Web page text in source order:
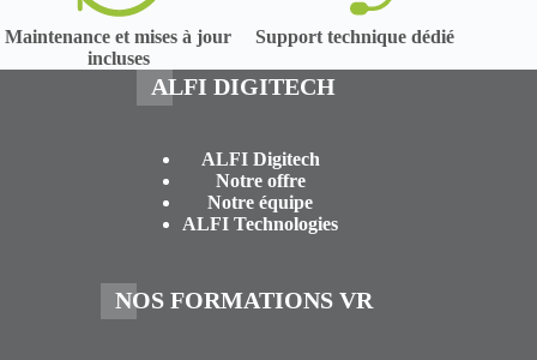
Maintenance et mises à jour
incluses
Support technique dédié
ALFI DIGITECH
ALFI Digitech
Notre offre
Notre équipe
ALFI Technologies
NOS FORMATIONS VR